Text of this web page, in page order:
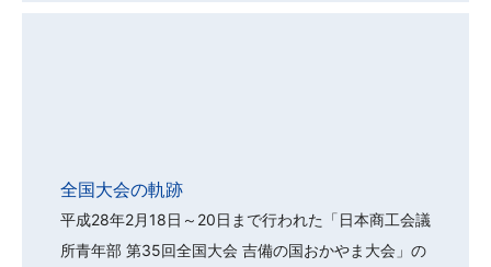
全国大会の軌跡
平成28年2月18日～20日まで行われた「日本商工会議
所青年部 第35回全国大会 吉備の国おかやま大会」の